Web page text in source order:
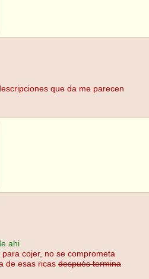
que da me parecen
ahi
cojer, no se comprometa
de esas ricas después termina